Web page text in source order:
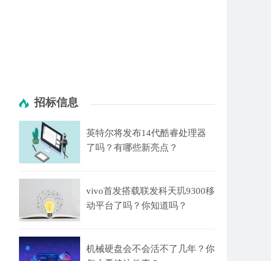
招标信息
英特尔将发布14代酷睿处理器
了吗？有哪些新亮点？
vivo首发搭载联发科天玑9300移
动平台了吗？你知道吗？
机械硬盘会不会活不了几年？你